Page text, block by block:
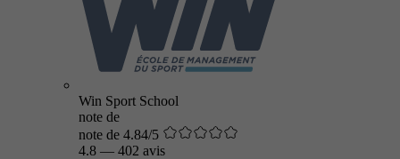
Win Sport School
note de
note de 4.84/5
4.8 — 402 avis